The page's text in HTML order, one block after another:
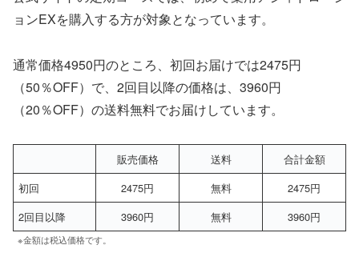
ョンEXを購入する方が対象となっています。
通常価格4950円のところ、初回お届けでは2475円
（50％OFF）で、2回目以降の価格は、3960円
（20％OFF）の送料無料でお届けしています。
販売価格 送料
合計金額
初回
2475円 無料
2475円
2回目以降
3960円 無料 3960円
※金額は税込価格です。